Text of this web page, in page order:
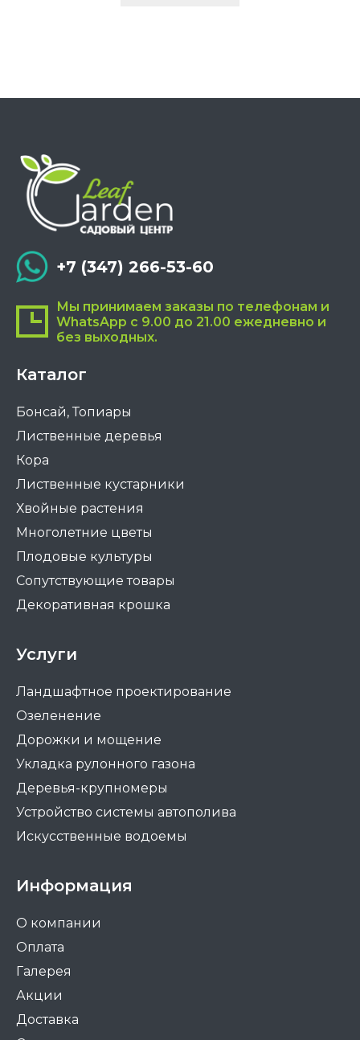
+7 (347) 266-53-60
Мы принимаем заказы по телефонам и
WhatsApp с 9.00 до 21.00 ежедневно и
без выходных.
Каталог
Бонсай, Топиары
Лиственные деревья
Кора
Лиственные кустарники
Хвойные растения
Многолетние цветы
Плодовые культуры
Сопутствующие товары
Декоративная крошка
Услуги
Ландшафтное проектирование
Озеленение
Дорожки и мощение
Укладка рулонного газона
Деревья-крупномеры
Устройство системы автополива
Искусственные водоемы
Информация
О компании
Оплата
Галерея
Акции
Доставка